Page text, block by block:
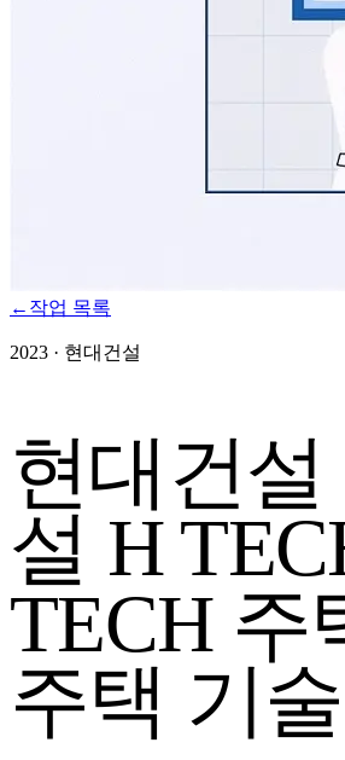
← 작업 목록
2023 · 현대건설
현대건
설 H
TECH 주
주택 기